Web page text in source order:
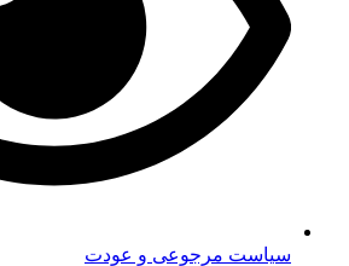
سیاست مرجوعی و عودت